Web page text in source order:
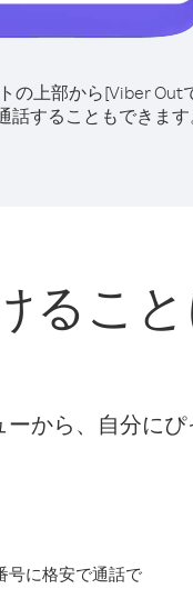
の上部から[Viber Out
話することもできます
るこ
から、自分にぴ
号に格安で通話で